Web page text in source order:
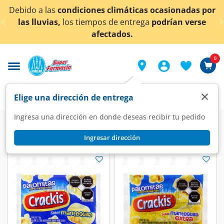
< div class="carousel-inner">
Debido a las condiciones climáticas ocasionadas por
las lluvias, los tiempos de entrega podrían verse
afectados.
Elige una dirección de entrega
Ingresa una dirección en donde deseas recibir tu pedido
Ingresar dirección
×
0
Palomitas Crackis(3 productos)